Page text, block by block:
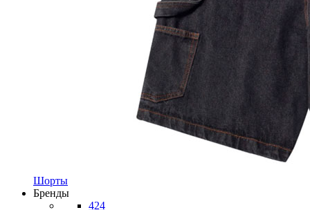
Шорты
Бренды
424